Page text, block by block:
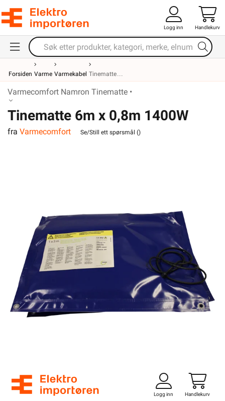
Logg inn Handlekurv
Forsiden Varme Varmekabel Tinematte
Varmecomfort Namron Tinematte •
Tinematte 6m x 0,8m 1400W
25mm
fra Varmecomfort Se/Still ett spørsmål ()
Logg inn Handlekurv